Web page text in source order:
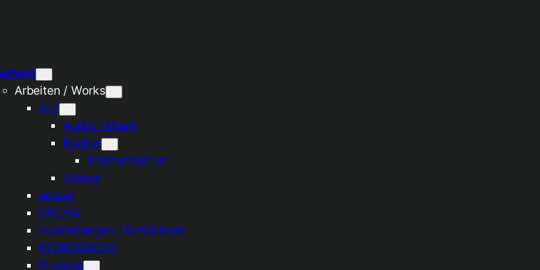
Arbeiten / Works
A–Z
Audio / Musik
Bücher
Zeichenbücher
Videos
aktuell
ARCHIV
Ausstellungen / Exhibitions
IN PROGRESS
Projekte